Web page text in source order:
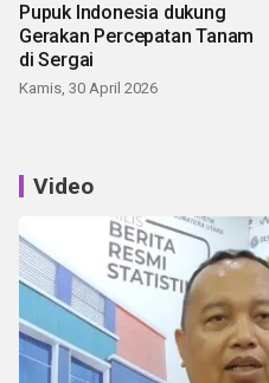
Pupuk Indonesia dukung
Gerakan Percepatan Tanam
di Sergai
Kamis, 30 April 2026
Video